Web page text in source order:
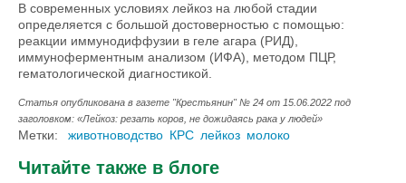
В современных условиях лейкоз на любой стадии
определяется с большой достоверностью с помощью:
реакции иммунодиффузии в геле агара (РИД),
иммуноферментным анализом (ИФА), методом ПЦР,
гематологической диагностикой.
Статья опубликована в газете "Крестьянин" № 24 от 15.06.2022 под
заголовком: «Лейкоз: резать коров, не дожидаясь рака у людей»
Метки: животноводство КРС лейкоз молоко
Читайте также в блоге